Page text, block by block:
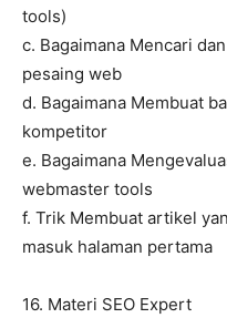
tools)
c. Bagaimana Mencari
pesaing web
d. Bagaimana Membuat
kompetitor
e. Bagaimana
webmaster tools
f. Trik Membuat artikel
masuk halaman pertama
16. Materi SEO Expert